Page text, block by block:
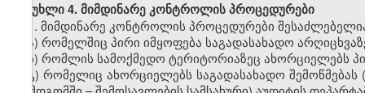
მუხლი4. მიმდინარეკონტროლისპროცედურები
1. მიმდინარე კონტროლის პროცედურები
ა) რომელშიც პირი იმყოფება საგადასახადო
ბ) რომლის სამოქმედო ტერიტორიაზეც ახორციელებს
გ)რომელიც ახორციელებს საგადასახადო შემოწმებას